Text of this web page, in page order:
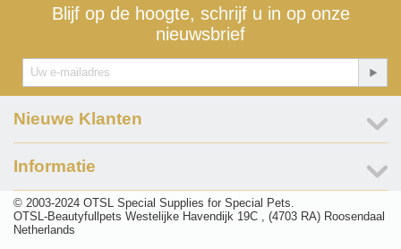
Blijf op de hoogte, schrijf u in op onze
nieuwsbrief
Nieuwe Klanten
Informatie
© 2003-2024 OTSL Special Supplies for Special Pets.
OTSL-Beautyfullpets Westelijke Havendijk 19C , (4703 RA) Roosendaal
Netherlands